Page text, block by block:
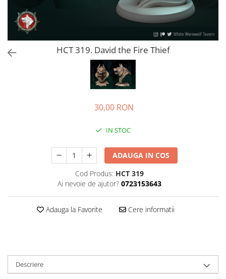
HCT 319. David the Fire Thief
30,00 RON
IN STOC
ADAUGA IN COS
Cod Produs: HCT 319
Ai nevoie de ajutor? 0723153643
Adauga la Favorite Cere informatii
Descriere